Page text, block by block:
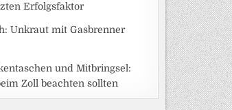
Erfolgsfaktor
Unkraut mit Gasbrenner
und Mitbringsel:
Zoll beachten sollten